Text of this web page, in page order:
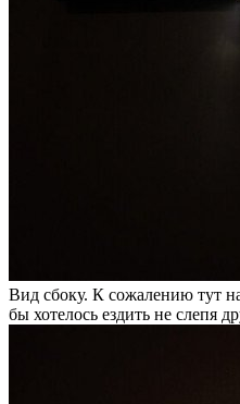
Вид сбоку. К сожалению тут
бы хотелось ездить не слепя